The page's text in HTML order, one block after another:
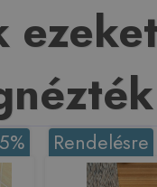
Rendelésre